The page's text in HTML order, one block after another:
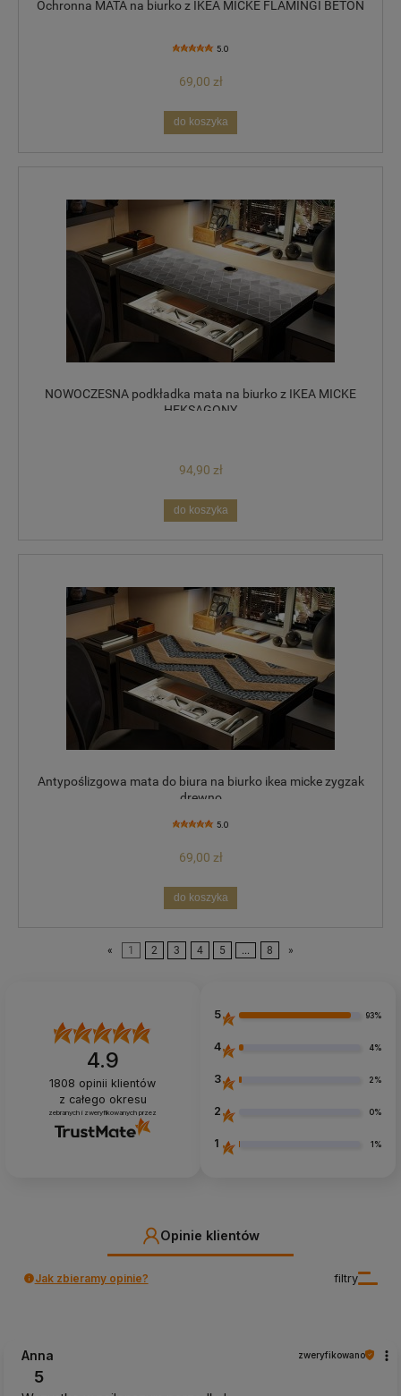
Ochronna MATA na biurko z IKEA MICKE FLAMINGI BETON
5.0
69,00 zł
do koszyka
NOWOCZESNA podkładka mata na biurko z IKEA MICKE
HEKSAGONY
94,90 zł
do koszyka
Antypoślizgowa mata do biura na biurko ikea micke zygzak
drewno
5.0
69,00 zł
do koszyka
« 1 2 3 4 5 ... 8 »
4.9
1808 opinii klientów
z całego okresu
zebranych i zweryfikowanych przez
5 93%
4 4%
3 2%
2 0%
1 1%
Opinie klientów
filtry
Jak zbieramy opinie?
Anna zweryfikowano
5